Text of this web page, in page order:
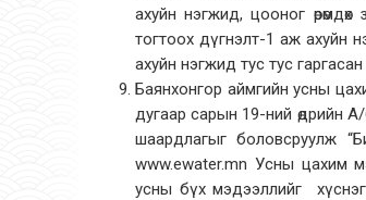
ахуйн нэгжид, цооног
тогтоох дүгнэлт-1 аж ахуйн
ахуйн нэгжид тус тус
Баянхонгор аймгийн усны
дугаар сарын 19-ний өдрийн
шаардлагыг боловсруулж
www.ewater.mn Усны цахим
усны бүх мэдээллийг